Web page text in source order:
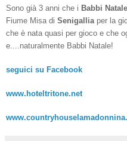
Sono già 3 anni che i Babbi
Fiume Misa di Senigallia per la
che è nata quasi per gioco e che
e....naturalmente Babbi Natale!
seguici su Facebook
www.hoteltritone.net